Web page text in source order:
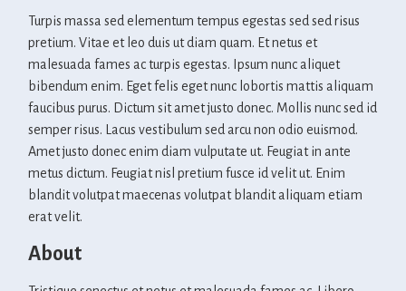
Turpis massa sed elementum tempus egestas sed sed risus
pretium. Vitae et leo duis ut diam quam. Et netus et
malesuada fames ac turpis egestas. Ipsum nunc aliquet
bibendum enim. Eget felis eget nunc lobortis mattis aliquam
faucibus purus. Dictum sit amet justo donec. Mollis nunc sed id
semper risus. Lacus vestibulum sed arcu non odio euismod.
Amet justo donec enim diam vulputate ut. Feugiat in ante
metus dictum. Feugiat nisl pretium fusce id velit ut. Enim
blandit volutpat maecenas volutpat blandit aliquam etiam
erat velit.
About